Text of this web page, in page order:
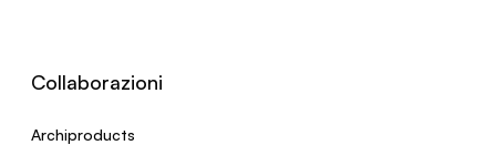
Collaborazioni
Archiproducts